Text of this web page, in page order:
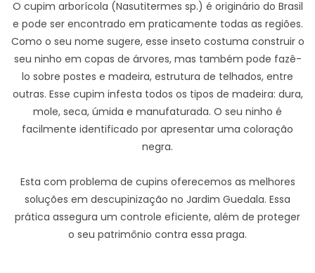
O cupim arborícola (Nasutitermes sp.) é originário do Brasil
e pode ser encontrado em praticamente todas as regiões.
Como o seu nome sugere, esse inseto costuma construir o
seu ninho em copas de árvores, mas também pode fazê-
lo sobre postes e madeira, estrutura de telhados, entre
outras. Esse cupim infesta todos os tipos de madeira: dura,
mole, seca, úmida e manufaturada. O seu ninho é
facilmente identificado por apresentar uma coloração
negra.
Esta com problema de cupins oferecemos as melhores
soluções em descupinização no Jardim Guedala. Essa
prática assegura um controle eficiente, além de proteger
o seu patrimônio contra essa praga.